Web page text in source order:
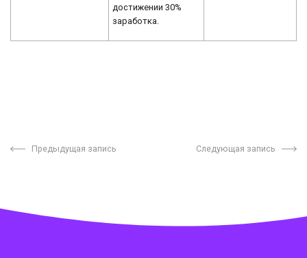
достижении 30%
заработка.
Предыдущая запись Следующая запись